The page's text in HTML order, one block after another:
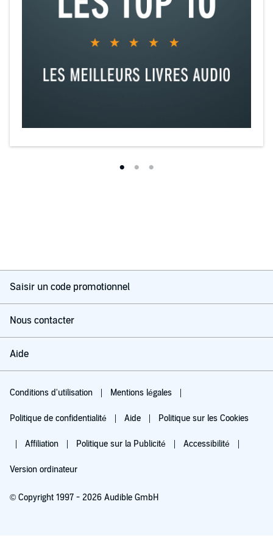
Saisir un code promotionnel
Nous contacter
Aide
Conditions d'utilisation Mentions légales
Politique de confidentialité Aide Politique sur les Cookies
Affiliation Politique sur la Publicité Accessibilité
Version ordinateur
© Copyright 1997 - 2026 Audible GmbH